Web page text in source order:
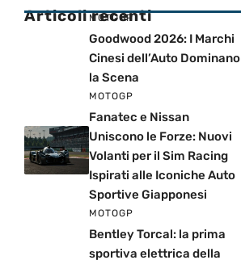
Articoli recenti
MOTOGP
Goodwood 2026: I Marchi
Cinesi dell’Auto Dominano
la Scena
MOTOGP
Fanatec e Nissan
Uniscono le Forze: Nuovi
Volanti per il Sim Racing
Ispirati alle Iconiche Auto
Sportive Giapponesi
MOTOGP
Bentley Torcal: la prima
sportiva elettrica della